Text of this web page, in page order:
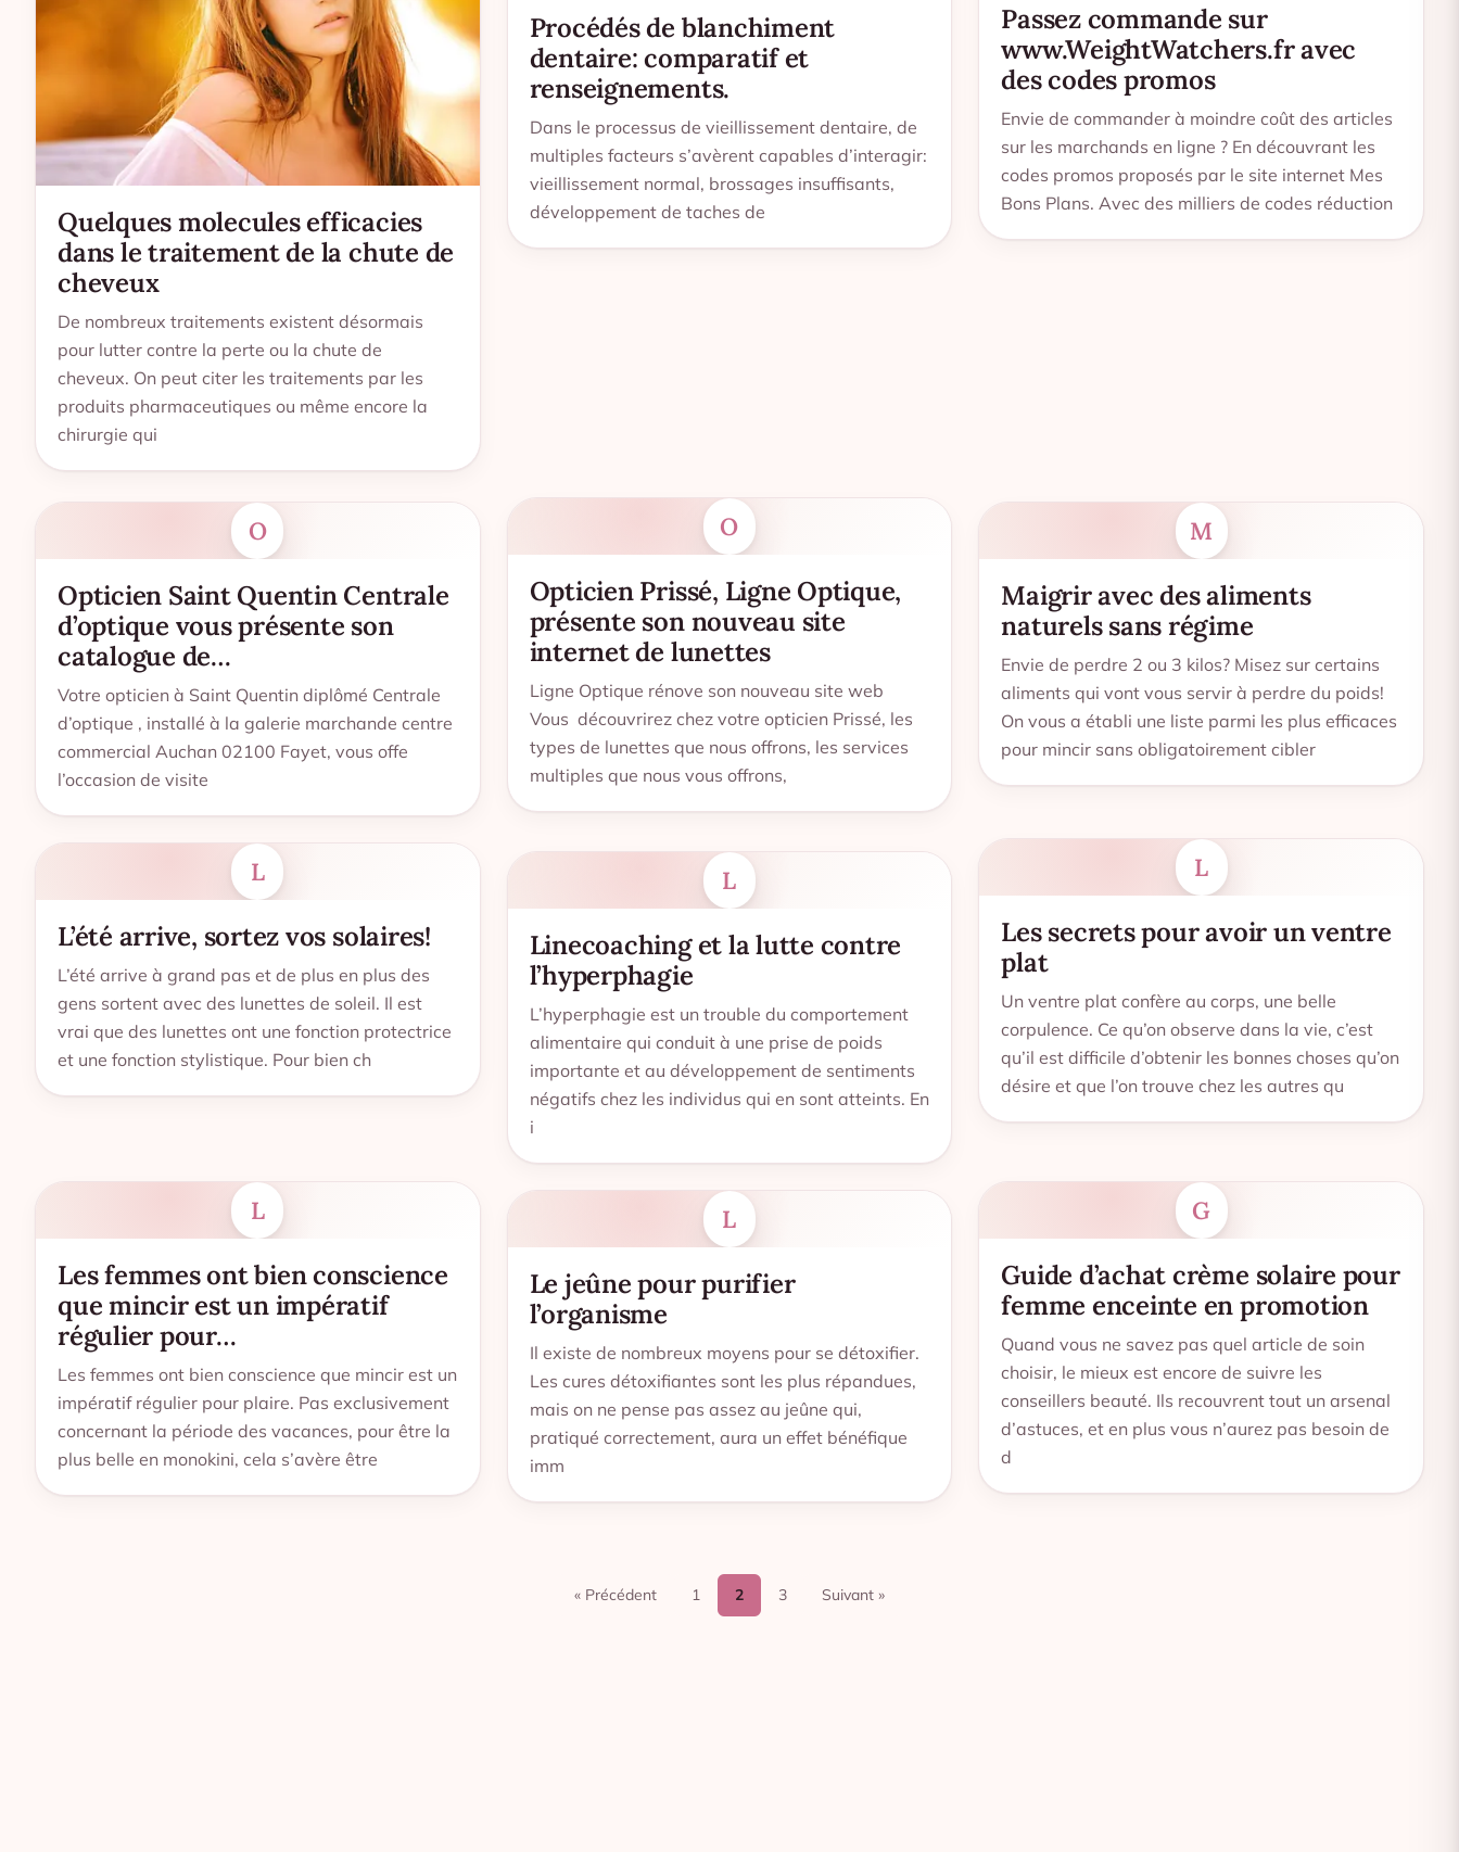
Quelques molecules efficacies
dans le traitement de la chute de
cheveux
De nombreux traitements existent désormais
pour lutter contre la perte ou la chute de
cheveux. On peut citer les traitements par les
produits pharmaceutiques ou même encore la
chirurgie qui
Procédés de blanchiment
dentaire: comparatif et
renseignements.
Dans le processus de vieillissement dentaire, de
multiples facteurs s’avèrent capables d’interagir:
vieillissement normal, brossages insuffisants,
développement de taches de
Passez commande sur
www.WeightWatchers.fr avec
des codes promos
Envie de commander à moindre coût des articles
sur les marchands en ligne ? En découvrant les
codes promos proposés par le site internet Mes
Bons Plans. Avec des milliers de codes réduction
O
Opticien Saint Quentin Centrale
d’optique vous présente son
catalogue de…
Votre opticien à Saint Quentin diplômé Centrale
d’optique , installé à la galerie marchande centre
commercial Auchan 02100 Fayet, vous offe
l’occasion de visite
O
Opticien Prissé, Ligne Optique,
présente son nouveau site
internet de lunettes
Ligne Optique rénove son nouveau site web
Vous découvrirez chez votre opticien Prissé, les
types de lunettes que nous offrons, les services
multiples que nous vous offrons,
M
Maigrir avec des aliments
naturels sans régime
Envie de perdre 2 ou 3 kilos? Misez sur certains
aliments qui vont vous servir à perdre du poids!
On vous a établi une liste parmi les plus efficaces
pour mincir sans obligatoirement cibler
L
L’été arrive, sortez vos solaires!
L’été arrive à grand pas et de plus en plus des
gens sortent avec des lunettes de soleil. Il est
vrai que des lunettes ont une fonction protectrice
et une fonction stylistique. Pour bien ch
L
Linecoaching et la lutte contre
l’hyperphagie
L’hyperphagie est un trouble du comportement
alimentaire qui conduit à une prise de poids
importante et au développement de sentiments
négatifs chez les individus qui en sont atteints. En
i
L
Les secrets pour avoir un ventre
plat
Un ventre plat confère au corps, une belle
corpulence. Ce qu’on observe dans la vie, c’est
qu’il est difficile d’obtenir les bonnes choses qu’on
désire et que l’on trouve chez les autres qu
L
Les femmes ont bien conscience
que mincir est un impératif
régulier pour…
Les femmes ont bien conscience que mincir est un
impératif régulier pour plaire. Pas exclusivement
concernant la période des vacances, pour être la
plus belle en monokini, cela s’avère être
L
Le jeûne pour purifier
l’organisme
Il existe de nombreux moyens pour se détoxifier.
Les cures détoxifiantes sont les plus répandues,
mais on ne pense pas assez au jeûne qui,
pratiqué correctement, aura un effet bénéfique
imm
G
Guide d’achat crème solaire pour
femme enceinte en promotion
Quand vous ne savez pas quel article de soin
choisir, le mieux est encore de suivre les
conseillers beauté. Ils recouvrent tout un arsenal
d’astuces, et en plus vous n’aurez pas besoin de
d
« Précédent 1 2 3 Suivant »